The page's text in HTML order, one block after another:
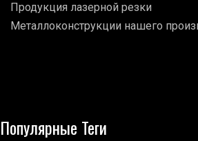
Продукция лазерной резки
Металлоконструкции нашего
Популярные Теги